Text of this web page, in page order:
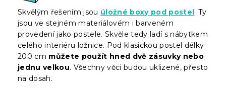
Skvělým řešením jsou úložné boxy pod postel. Ty
jsou ve stejném materiálovém i barveném
provedení jako postele. Skvěle tedy ladí s nábytkem
celého interiéru ložnice. Pod klasickou postel délky
200 cm můžete použít hned dvě zásuvky nebo
jednu velkou. Všechny věci budou uklizené, přesto
na dosah.